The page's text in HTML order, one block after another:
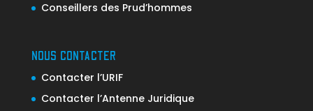
Conseillers des Prud’hommes
NOUS CONTACTER
Contacter l’URIF
Contacter l’Antenne Juridique